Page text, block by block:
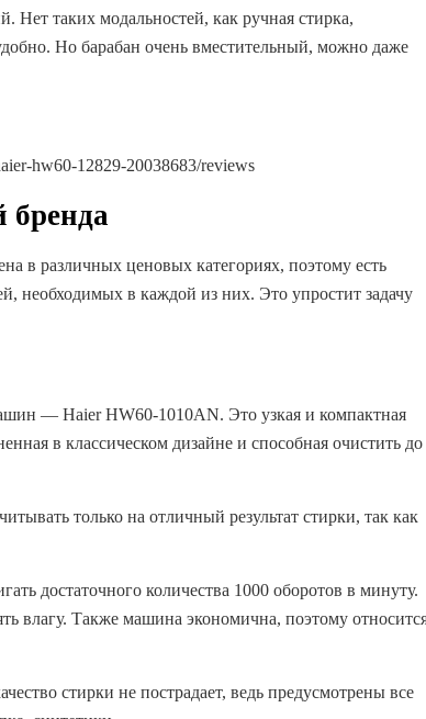
Нет таких модальностей, как ручная стирка,
Но барабан очень вместительный, можно даже
hw60-12829-20038683/reviews
бренда
​​в различных ценовых категориях, поэтому есть
необходимых в каждой из них. Это упростит задачу
— Haier HW60-1010AN. Это узкая и компактная
в классическом дизайне и способная очистить до
только на отличный результат стирки, так как
достаточного количества 1000 оборотов в минуту.
влагу. Также машина экономична, поэтому
стирки не пострадает, ведь предусмотрены все